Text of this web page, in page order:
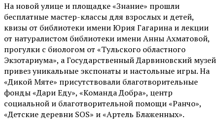
На новой улице и площадке «Знание» прошли
бесплатные мастер-классы для взрослых и детей,
квизы от библиотеки имени Юрия Гагарина и лекции
от натуралистом библиотеки имени Анны Ахматовой,
прогулки с биологом от «Тульского областного
Экзотариума», а Государственный Дарвиновский музей
привез уникальные экспонаты и настольные игры. На
«Дикой Мяте» присутствовали благотворительные
фонды «Дари Еду», «Команда Добра», центр
социальной и благотворительной помощи «Ранчо»,
«Детские деревни SOS» и «Артель Блаженных».